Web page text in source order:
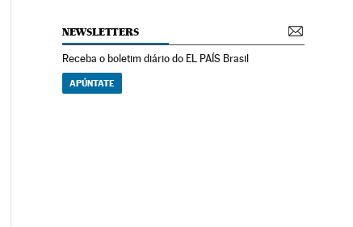
NEWSLETTERS
Receba o boletim diário do EL PAÍS Brasil
APÚNTATE